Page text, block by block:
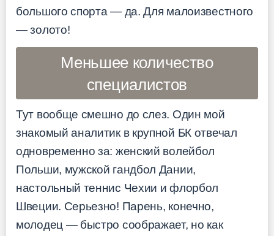
большого спорта — да. Для малоизвестного
— золото!
Меньшее количество
специалистов
Тут вообще смешно до слез. Один мой
знакомый аналитик в крупной БК отвечал
одновременно за: женский волейбол
Польши, мужской гандбол Дании,
настольный теннис Чехии и флорбол
Швеции. Серьезно! Парень, конечно,
молодец — быстро соображает, но как